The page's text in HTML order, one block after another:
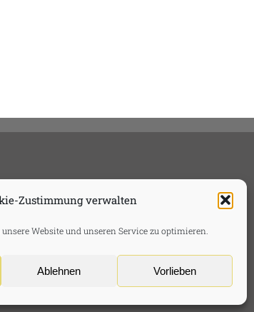
Zustimmung verwalten
Website und unseren Service zu optimieren.
Ablehnen Vorlieben